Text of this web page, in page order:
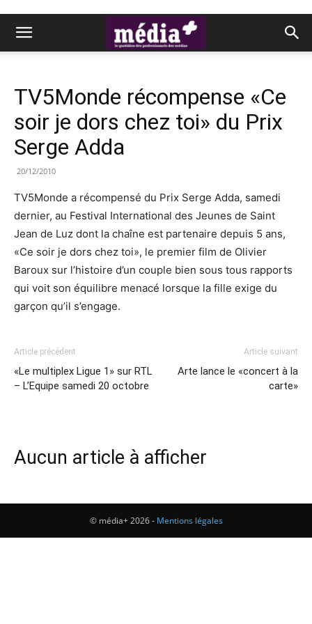
TV5Monde récompense «Ce
soir je dors chez toi» du Prix
Serge Adda
20/12/2010
TV5Monde a récompensé du Prix Serge Adda, samedi
dernier, au Festival International des Jeunes de Saint
Jean de Luz dont la chaîne est partenaire depuis 5 ans,
«Ce soir je dors chez toi», le premier film de Olivier
Baroux sur l’histoire d’un couple bien sous tous rapports
qui voit son équilibre menacé lorsque la fille exige du
garçon qu’il s’engage.
Article précédent
«Le multiplex Ligue 1» sur RTL
– L’Equipe samedi 20 octobre
Article suivant
Arte lance le «concert à la
carte»
Aucun article à afficher
© média+ 2026 - Mentions légales